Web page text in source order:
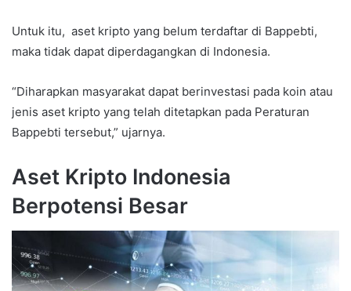
Untuk itu, aset kripto yang belum terdaftar di Bappebti,
maka tidak dapat diperdagangkan di Indonesia.
“Diharapkan masyarakat dapat berinvestasi pada koin atau
jenis aset kripto yang telah ditetapkan pada Peraturan
Bappebti tersebut,” ujarnya.
Aset Kripto Indonesia
Berpotensi Besar